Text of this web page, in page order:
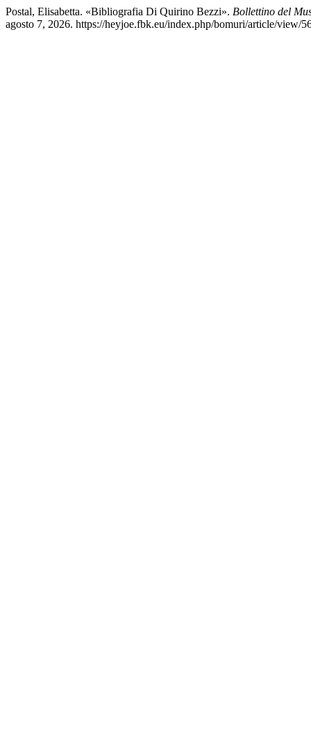
Postal, Elisabetta. «Bibliografia Di Quirino Bezzi». Bollettino del
agosto 7, 2026. https://heyjoe.fbk.eu/index.php/bomuri/article/view/